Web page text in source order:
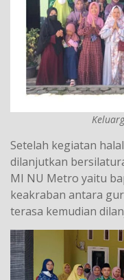
Setelah kegiatan
dilanjutkan
MI NU Metro yaitu
keakraban antara
terasa kemudian